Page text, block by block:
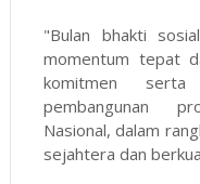
"Bulan bhakti
momentum tepat
komitmen
pembangunan
Nasional, dalam
sejahtera dan